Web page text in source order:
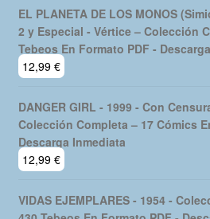
5,99€
EL PLANETA DE LOS MONOS
2 y Especial - Vértice – Colección
12,99€
DANGER GIRL - 1999 - Con
Colección Completa – 17 Cómics
12,99 €